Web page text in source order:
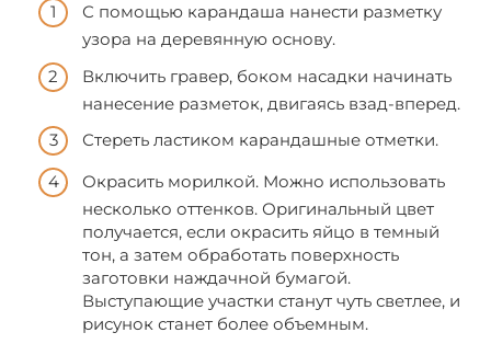
С помощью карандаша нанести разметку
узора на деревянную основу.
Включить гравер, боком насадки начинать
нанесение разметок, двигаясь взад-вперед.
Стереть ластиком карандашные отметки.
Окрасить морилкой. Можно использовать
несколько оттенков. Оригинальный цвет
получается, если окрасить яйцо в темный
тон, а затем обработать поверхность
заготовки наждачной бумагой.
Выступающие участки станут чуть светлее, и
рисунок станет более объемным.